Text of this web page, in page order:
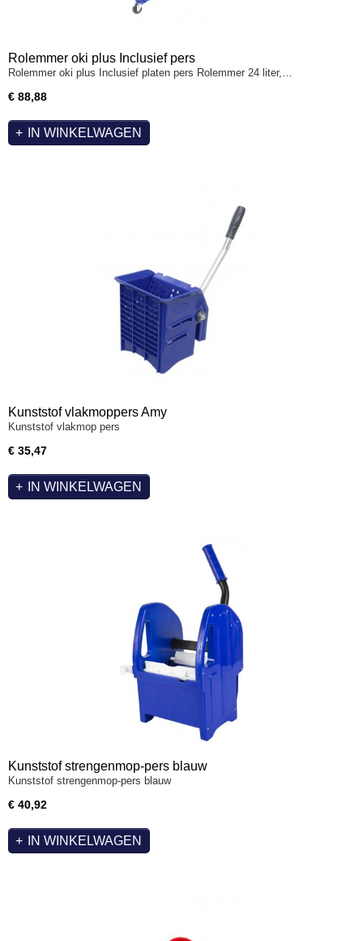
Rolemmer oki plus Inclusief pers
Rolemmer oki plus Inclusief platen pers Rolemmer 24 liter,…
€ 88,88
IN WINKELWAGEN
Kunststof vlakmoppers Amy
Kunststof vlakmop pers
€ 35,47
IN WINKELWAGEN
Kunststof strengenmop-pers blauw
Kunststof strengenmop-pers blauw
€ 40,92
IN WINKELWAGEN